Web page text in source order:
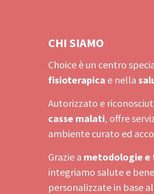
CHI SIAMO
Choice è un centro
fisioterapica e nella
Autorizzato e
casse malati, offre
ambiente curato ed
Grazie a metodologie e
integriamo salute e
personalizzate in base